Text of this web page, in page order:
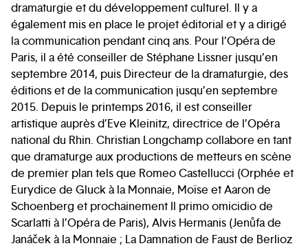
dramaturgie et du développement culturel. Il y a
également mis en place le projet éditorial et y a dirigé
la communication pendant cinq ans. Pour l’Opéra de
Paris, il a été conseiller de Stéphane Lissner jusqu’en
septembre 2014, puis Directeur de la dramaturgie, des
éditions et de la communication jusqu’en septembre
2015. Depuis le printemps 2016, il est conseiller
artistique auprès d’Eve Kleinitz, directrice de l’Opéra
national du Rhin. Christian Longchamp collabore en tant
que dramaturge aux productions de metteurs en scène
de premier plan tels que Romeo Castellucci (Orphée et
Eurydice de Gluck à la Monnaie, Moïse et Aaron de
Schoenberg et prochainement Il primo omicidio de
Scarlatti à l’Opéra de Paris), Alvis Hermanis (Jenůfa de
Janáček à la Monnaie ; La Damnation de Faust de Berlioz